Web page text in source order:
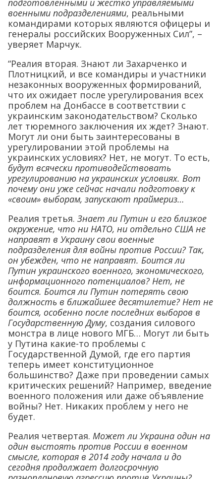
подготовленными и жестко управляемыми
военными подразделениями, реальными
командирами которых являются офицеры и
генералы российских Вооруженных Сил”, –
уверяет Марчук.
“Реалия вторая. Знают ли Захарченко и
Плотницкий, и все командиры и участники
незаконных вооруженных формирований,
что их ожидает после урегулирования всех
проблем на Донбассе в соответствии с
украинским законодательством? Сколько
лет тюремного заключения их ждет? Знают.
Могут ли они быть заинтересованы в
урегулировании этой проблемы на
украинских условиях? Нет, не могут. То есть,
будут всячески противодействовать
урегулированию на украинских условиях. Вот
почему они уже сейчас начали подготовку к
«своим» выборам, запускают праймериз…
Реалия третья. Знает ли Путин и его близкое
окружение, что ни НАТО, ни отдельно США не
направят в Украину свои военные
подразделения для войны против России? Так,
он убежден, что не направят. Боится ли
Путин украинского военного, экономического,
информационного потенциалов? Нет, не
боится. Боится ли Путин потерять свою
должность в ближайшее десятилетие? Нет не
боится, особенно после последних выборов в
Государственную Думу, создания силового
монстра в лице нового МГБ… Могут ли быть
у Путина какие-то проблемы с
Государственной Думой, где его партия
теперь имеет конституционное
большинство? Даже при проведении самых
критических решений? Например, введение
военного положения или даже объявление
войны? Нет. Никаких проблем у него не
будет.
Реалия четвертая. Может ли Украина один на
один выстоять против России в военном
смысле, которая в 2014 году начала и до
сегодня продолжает долгосрочную